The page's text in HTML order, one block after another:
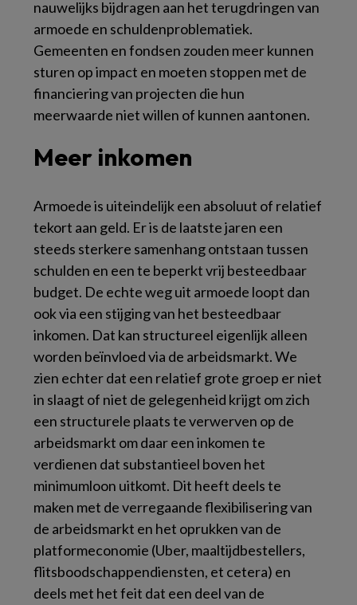
nauwelijks bijdragen aan het terugdringen van
armoede en schuldenproblematiek.
Gemeenten en fondsen zouden meer kunnen
sturen op impact en moeten stoppen met de
financiering van projecten die hun
meerwaarde niet willen of kunnen aantonen.
Meer inkomen
Armoede is uiteindelijk een absoluut of relatief
tekort aan geld. Er is de laatste jaren een
steeds sterkere samenhang ontstaan tussen
schulden en een te beperkt vrij besteedbaar
budget. De echte weg uit armoede loopt dan
ook via een stijging van het besteedbaar
inkomen. Dat kan structureel eigenlijk alleen
worden beïnvloed via de arbeidsmarkt. We
zien echter dat een relatief grote groep er niet
in slaagt of niet de gelegenheid krijgt om zich
een structurele plaats te verwerven op de
arbeidsmarkt om daar een inkomen te
verdienen dat substantieel boven het
minimumloon uitkomt. Dit heeft deels te
maken met de verregaande flexibilisering van
de arbeidsmarkt en het oprukken van de
platformeconomie (Uber, maaltijdbestellers,
flitsboodschappendiensten, et cetera) en
deels met het feit dat een deel van de